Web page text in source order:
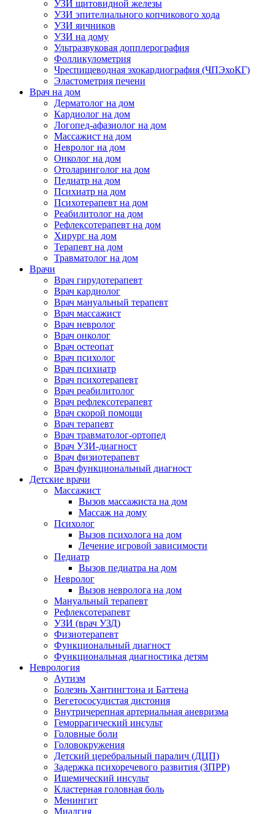
УЗИ щитовидной железы
УЗИ эпителиального копчикового хода
УЗИ яичников
УЗИ на дому
Ультразвуковая допплерография
Фолликулометрия
Чреспищеводная эхокардиография (ЧПЭхоКГ)
Эластометрия печени
Врач на дом
Дерматолог на дом
Кардиолог на дом
Логопед-афазиолог на дом
Массажист на дом
Невролог на дом
Онколог на дом
Отоларинголог на дом
Педиатр на дом
Психиатр на дом
Психотерапевт на дом
Реабилитолог на дом
Рефлексотерапевт на дом
Хирург на дом
Терапевт на дом
Травматолог на дом
Врачи
Врач гирудотерапевт
Врач кардиолог
Врач мануальный терапевт
Врач массажист
Врач невролог
Врач онколог
Врач остеопат
Врач психолог
Врач психиатр
Врач психотерапевт
Врач реабилитолог
Врач рефлексотерапевт
Врач скорой помощи
Врач терапевт
Врач травматолог-ортопед
Врач УЗИ-диагност
Врач физиотерапевт
Врач функциональный диагност
Детские врачи
Массажист
Вызов массажиста на дом
Массаж на дому
Психолог
Вызов психолога на дом
Лечение игровой зависимости
Педиатр
Вызов педиатра на дом
Невролог
Вызов невролога на дом
Мануальный терапевт
Рефлексотерапевт
УЗИ (врач УЗД)
Физиотерапевт
Функциональный диагност
Функциональная диагностика детям
Неврология
Аутизм
Болезнь Хантингтона и Баттена
Вегетососудистая дистония
Внутричерепная артериальная аневризма
Геморрагический инсульт
Головные боли
Головокружения
Детский церебральный паралич (ДЦП)
Задержка психоречевого развития (ЗПРР)
Ишемический инсульт
Кластерная головная боль
Менингит
Миалгия